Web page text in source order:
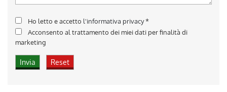
Ho letto e accetto l'informativa privacy*
Acconsento al trattamento dei miei dati per finalità di
marketing